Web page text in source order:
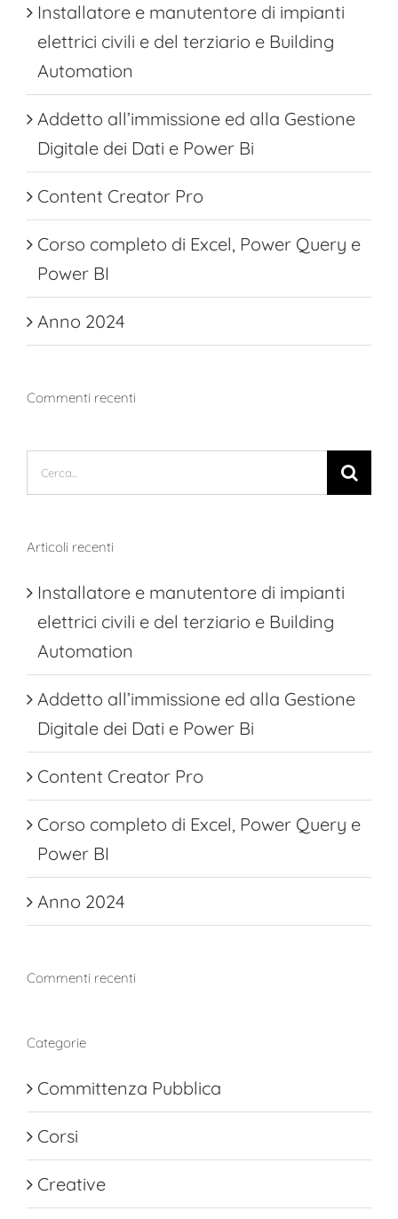
Installatore e manutentore di impianti
elettrici civili e del terziario e Building
Automation
Addetto all’immissione ed alla Gestione
Digitale dei Dati e Power Bi
Content Creator Pro
Corso completo di Excel, Power Query e
Power BI
Anno 2024
Commenti recenti
Cerca
per:
Articoli recenti
Installatore e manutentore di impianti
elettrici civili e del terziario e Building
Automation
Addetto all’immissione ed alla Gestione
Digitale dei Dati e Power Bi
Content Creator Pro
Corso completo di Excel, Power Query e
Power BI
Anno 2024
Commenti recenti
Categorie
Committenza Pubblica
Corsi
Creative